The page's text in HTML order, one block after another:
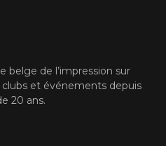
belge de l’impression sur
et événements depuis
20 ans.